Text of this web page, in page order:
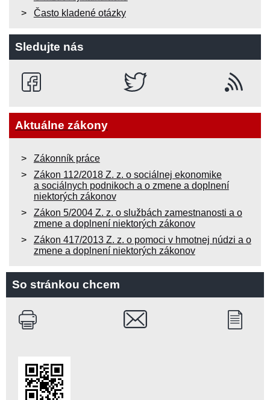
Často kladené otázky
Sledujte nás
Aktuálne zákony
Zákonník práce
Zákon 112/2018 Z. z. o sociálnej ekonomike
a sociálnych podnikoch a o zmene a doplnení
niektorých zákonov
Zákon 5/2004 Z. z. o službách zamestnanosti a o
zmene a doplnení niektorých zákonov
Zákon 417/2013 Z. z. o pomoci v hmotnej núdzi a o
zmene a doplnení niektorých zákonov
So stránkou chcem